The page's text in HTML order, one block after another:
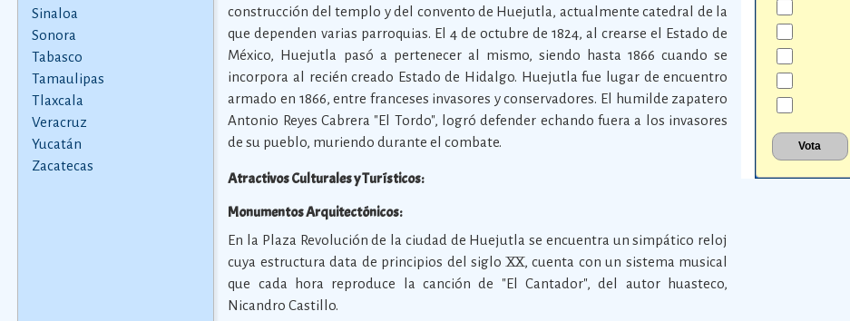
Sinaloa
Sonora
Tabasco
Tamaulipas
Tlaxcala
Veracruz
Yucatán
Zacatecas
construcción del templo y del convento de Huejutla, actualmente catedral de la
que dependen varias parroquias. El 4 de octubre de 1824, al crearse el Estado de
México, Huejutla pasó a pertenecer al mismo, siendo hasta 1866 cuando se
incorpora al recién creado Estado de Hidalgo. Huejutla fue lugar de encuentro
armado en 1866, entre franceses invasores y conservadores. El humilde zapatero
Antonio Reyes Cabrera "El Tordo", logró defender echando fuera a los invasores
de su pueblo, muriendo durante el combate.
Atractivos Culturales y Turísticos:
Monumentos Arquitectónicos:
En la Plaza Revolución de la ciudad de Huejutla se encuentra un simpático reloj
cuya estructura data de principios del siglo XX, cuenta con un sistema musical
que cada hora reproduce la canción de "El Cantador", del autor huasteco,
Nicandro Castillo.